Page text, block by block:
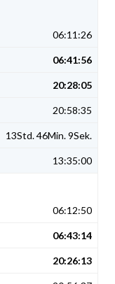
06:11:26
06:41:56
20:28:05
20:58:35
13Std. 46Min. 9Sek.
13:35:00
06:12:50
06:43:14
20:26:13